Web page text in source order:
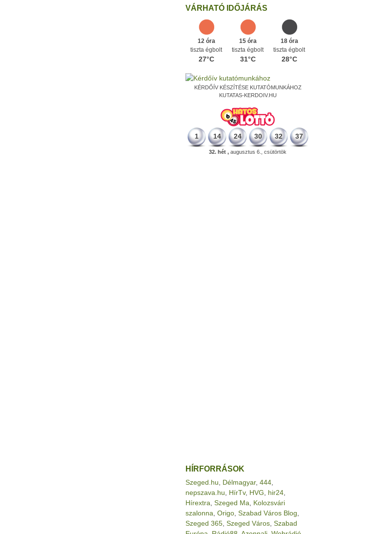
VÁRHATÓ IDŐJÁRÁS
12 óra
tiszta égbolt
27°C
15 óra
tiszta égbolt
31°C
18 óra
tiszta égbolt
28°C
KÉRDŐÍV KÉSZÍTÉSE KUTATÓMUNKÁHOZ
KUTATAS-KERDOIV.HU
1 14 24 30 32 37
32. hét , augusztus 6., csütörtök
HÍRFORRÁSOK
Szeged.hu Délmagyar, 444
nepszava.hu
HírTv, HVG hir24
Hírextra Szeged Ma
Kolozsvári
szalonna Origo Szabad Város Blog
Szeged 365 Szeged Város Szabad